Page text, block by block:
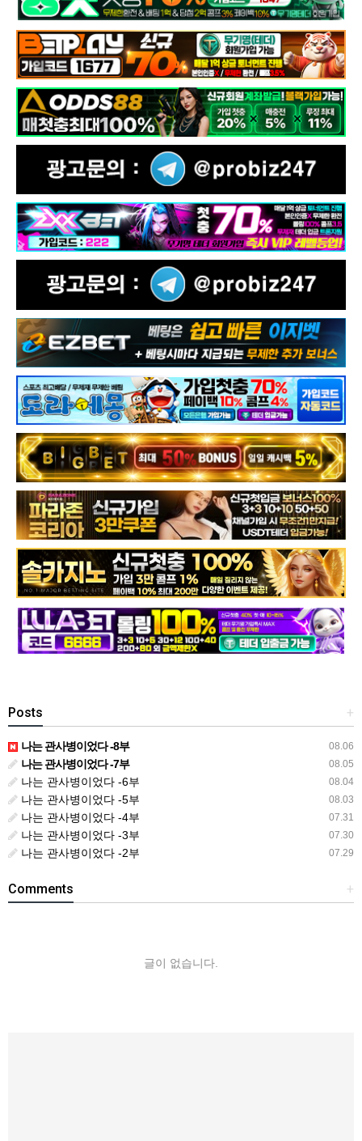
+
Posts
08.06
나는 관사병이었다 -8부
08.05
나는 관사병이었다 -7부
08.04
나는 관사병이었다 -6부
08.03
나는 관사병이었다 -5부
07.31
나는 관사병이었다 -4부
07.30
나는 관사병이었다 -3부
07.29
나는 관사병이었다 -2부
+
Comments
글이 없습니다.